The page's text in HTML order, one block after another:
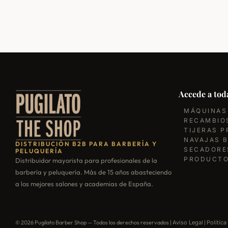
DISTRIBUCIÓN B2B PARA BARBERÍA Y
PELUQUERÍA
Distribuidor mayorista para profesionales de la
barbería y peluquería. Más de 15 años abasteciendo
a los mejores salones y academias de España.
Accede a
TIJERAS
NAVAJAS
© 2026 Pugilato Barber Shop — Todos los derechos reservados | Aviso Legal | Política